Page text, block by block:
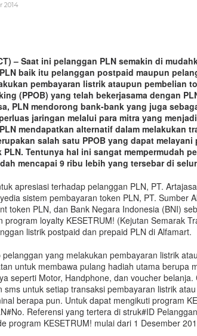
2014
– Saat ini pelanggan PLN semakin di
baik itu pelanggan postpaid maupun
pembayaran listrik ataupun pembelian
(PPOB) yang telah bekerjasama dengan
PLN mendorong bank-bank yang juga
jaringan melalui para mitra yang
mendapatkan alternatif dalam melakukan
salah satu PPOB yang dapat
Tentunya hal ini sangat mempermudah
mencapai 9 ribu lebih yang tersebar di
apresiasi terhadap pelanggan PLN, PT.
sistem pembayaran token PLN, PT. Sumber
token PLN, dan Bank Negara Indonesia (BNI)
program loyalty KESETRUM! (Kejutan Semarak
listrik postpaid dan prepaid PLN di Alfamart.
pelanggan yang melakukan pembayaran listrik
untuk membawa pulang hadiah utama berupa
seperti Motor, Handphone, dan voucher
sms untuk setiap transaksi pembayaran listrik
berapa pun. Untuk dapat mengikuti program
Referensi yang tertera di struk#ID
program KESETRUM! mulai dari 1 Desember